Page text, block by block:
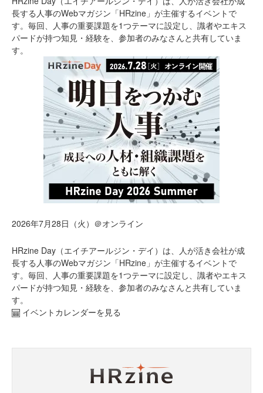
長する人事のWebマガジン「HRzine」が主催するイベントで
す。毎回、人事の重要課題を1つテーマに設定し、識者やエキス
パードが持つ知見・経験を、参加者のみなさんと共有していま
す。
2026年7月28日（火）＠オンライン
HRzine Day（エイチアールジン・デイ）は、人が活き会社が成
長する人事のWebマガジン「HRzine」が主催するイベントで
す。毎回、人事の重要課題を1つテーマに設定し、識者やエキス
パードが持つ知見・経験を、参加者のみなさんと共有していま
す。
イベントカレンダーを見る